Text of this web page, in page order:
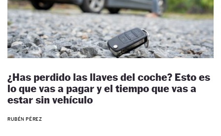
¿Has perdido las llaves del coche? Esto es
lo que vas a pagar y el tiempo que vas a
estar sin vehículo
RUBÉN PÉREZ